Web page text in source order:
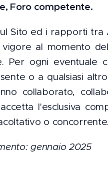
Foro competente.
Sito ed i rapporti
al momento
Per ogni eventuale
o a qualsiasi
collaborato,
l'esclusiva
o concorrente.
gennaio 2025